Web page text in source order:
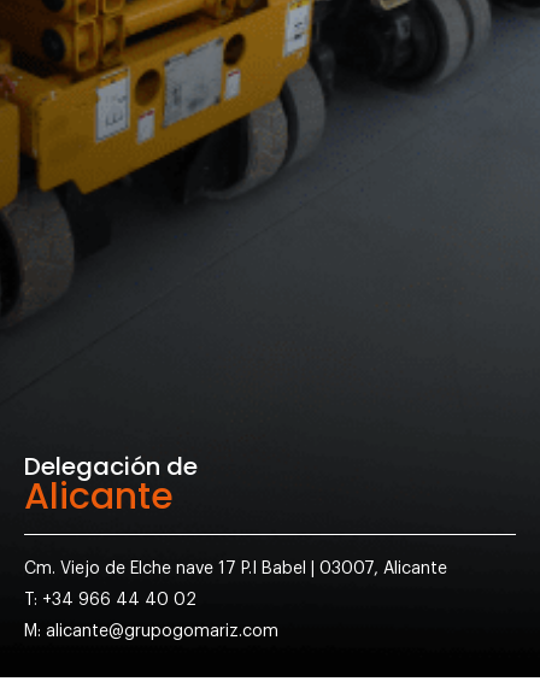
Delegación de
Alicante
Cm. Viejo de Elche nave 17 P.I Babel | 03007, Alicante
T: +34 966 44 40 02
M: alicante@grupogomariz.com